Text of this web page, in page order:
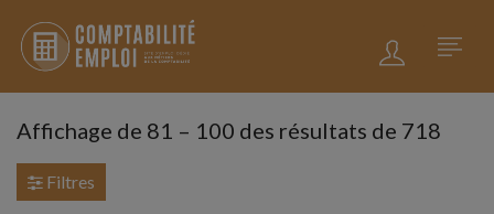
Affichage de 81 – 100 des résultats de 718
Filtres